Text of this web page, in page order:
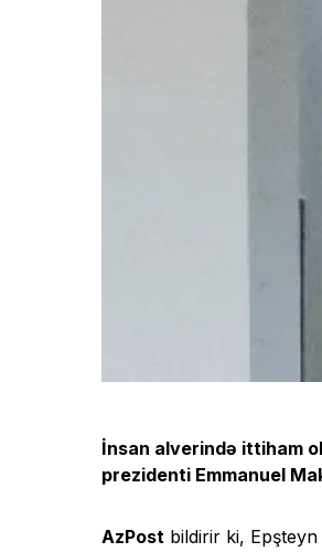
İnsan alverində ittiham
prezidenti Emmanuel
AzPost bildirir ki,